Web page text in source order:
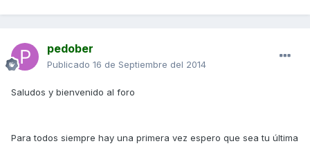
pedober
Publicado 16 de Septiembre del 2014
Saludos y bienvenido al foro
Para todos siempre hay una primera vez espero que sea tu última